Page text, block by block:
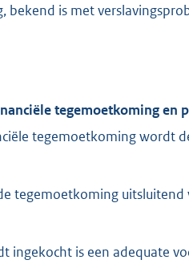
bekend is met
tegemoetkoming en
tegemoetkoming wordt
tegemoetkoming
ingekocht is een adequate